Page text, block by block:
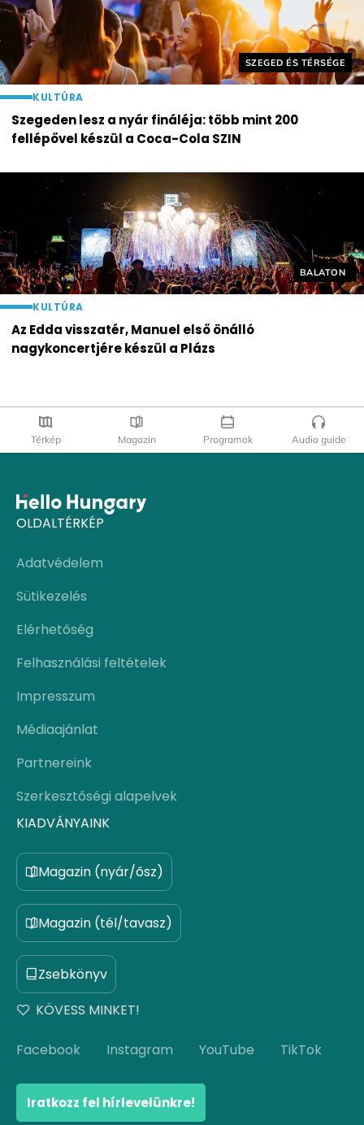
Helyszín címkék:
SZEGED ÉS TÉRSÉGE
KULTÚRA
Szegeden lesz a nyár fináléja: több mint 200
fellépővel készül a Coca-Cola SZIN
Helyszín
BALATON
KULTÚRA
Az Edda visszatér, Manuel első önálló
nagykoncertjére készül a Plázs
Térkép Magazin Programok Audio guide
OLDALTÉRKÉP
Adatvédelem
Sütikezelés
Elérhetőség
Felhasználási feltételek
Impresszum
Médiaajánlat
Partnereink
Szerkesztőségi alapelvek
KIADVÁNYAINK
Magazin (nyár/ősz)
Magazin (tél/tavasz)
Zsebkönyv
KÖVESS MINKET!
Facebook Instagram YouTube TikTok
Iratkozz fel hírlevelünkre!